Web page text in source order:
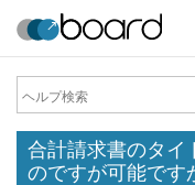
合計請求書のタイ
のですが可能です